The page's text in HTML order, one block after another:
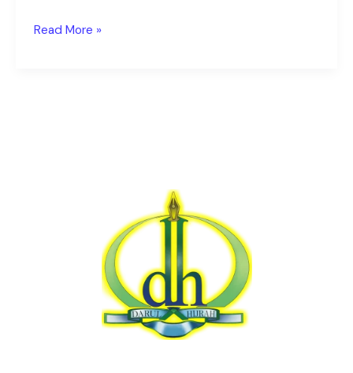
Read More »